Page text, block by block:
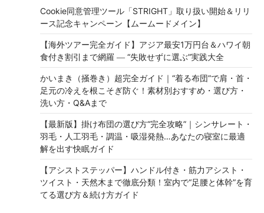
Cookie同意管理ツール「STRIGHT」取り扱い開始＆リリ
ース記念キャンペーン【ムームードメイン】
【海外ツアー完全ガイド】アジア最安1万円台＆ハワイ朝
食付き割引まで網羅 ― “失敗せずに選ぶ”実践大全
かいまき（掻巻き）超完全ガイド｜“着る布団”で肩・首・
足元の冷えを根こそぎ防ぐ！素材別おすすめ・選び方・
洗い方・Q&Aまで
【最新版】掛け布団の選び方“完全攻略”｜シンサレート・
羽毛・人工羽毛・調温・吸湿発熱…あなたの寝室に最適
解を出す快眠ガイド
【アシストステッパー】ハンドル付き・筋力アシスト・
ツイスト・天然木まで徹底分類！室内で“足腰と体幹”を育
てる選び方＆続け方ガイド